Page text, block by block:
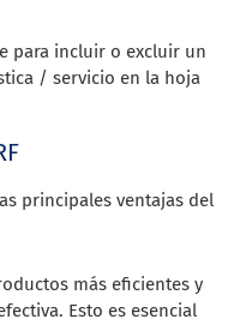
para incluir o excluir un
/ servicio en la hoja
principales ventajas del
más eficientes y
Esto es esencial